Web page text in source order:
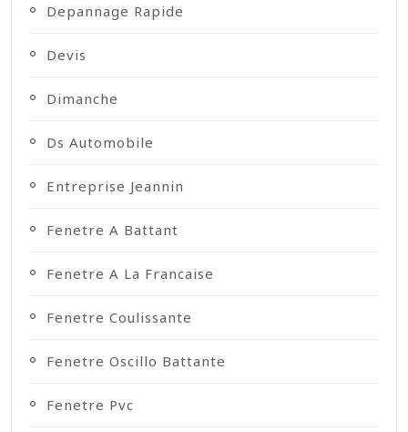
Depannage Rapide
Devis
Dimanche
Ds Automobile
Entreprise Jeannin
Fenetre A Battant
Fenetre A La Francaise
Fenetre Coulissante
Fenetre Oscillo Battante
Fenetre Pvc